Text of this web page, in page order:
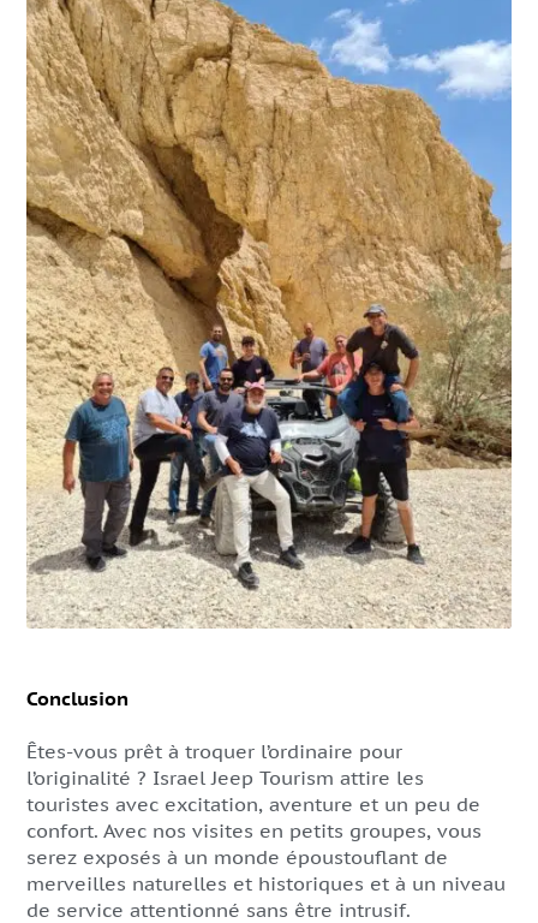
Conclusion
Êtes-vous prêt à troquer l’ordinaire pour
l’originalité ? Israel Jeep Tourism attire les
touristes avec excitation, aventure et un peu de
confort. Avec nos visites en petits groupes, vous
serez exposés à un monde époustouflant de
merveilles naturelles et historiques et à un niveau
de service attentionné sans être intrusif.